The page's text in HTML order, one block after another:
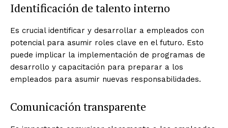
Identificación de talento interno
Es crucial identificar y desarrollar a empleados con
potencial para asumir roles clave en el futuro. Esto
puede implicar la implementación de programas de
desarrollo y capacitación para preparar a los
empleados para asumir nuevas responsabilidades.
Comunicación transparente